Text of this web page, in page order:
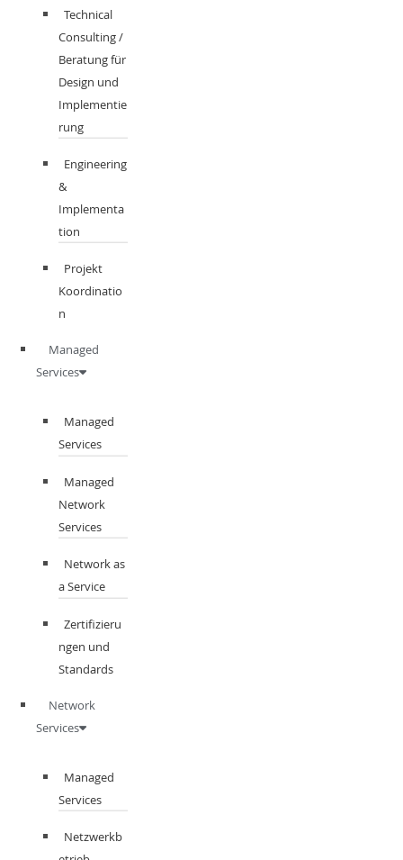
Technical
Consulting /
Beratung für
Design und
Implementie
rung
Engineering
&
Implementa
tion
Projekt
Koordinatio
n
Managed
Services
Managed
Services
Managed
Network
Services
Network as
a Service
Zertifizieru
ngen und
Standards
Network
Services
Managed
Services
Netzwerkb